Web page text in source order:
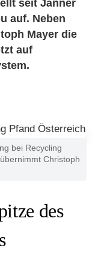
seit Jänner
auf. Neben
Mayer die
auf
bei Recycling
Christoph
des